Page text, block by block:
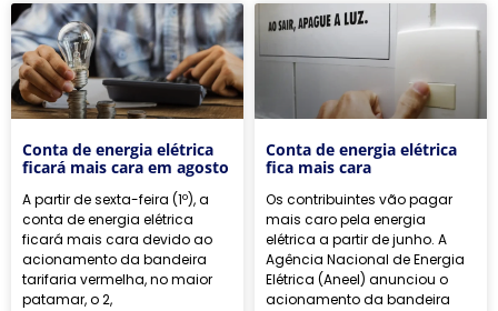
Conta de energia elétrica
ficará mais cara em agosto
A partir de sexta-feira (1º), a
conta de energia elétrica
ficará mais cara devido ao
acionamento da bandeira
tarifaria vermelha, no maior
patamar, o 2,
Conta de energia elétrica
fica mais cara
Os contribuintes vão pagar
mais caro pela energia
elétrica a partir de junho. A
Agência Nacional de Energia
Elétrica (Aneel) anunciou o
acionamento da bandeira